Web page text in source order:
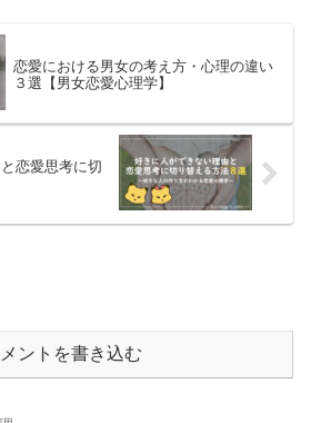
恋愛における男女の考え方・心理の違い
３選【男女恋愛心理学】
恋愛思考に切
ントを書き込む